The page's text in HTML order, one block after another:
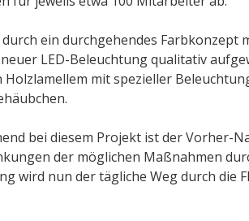
durch ein durchgehendes
LED-Beleuchtung qualitativ
mit spezieller
bei diesem Projekt ist der Vorher-
der möglichen Maßnahmen
wird nun der tägliche Weg durch die